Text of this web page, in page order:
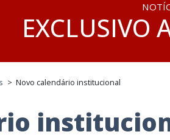
EXCLUSIVO
> Novo calendário institucional